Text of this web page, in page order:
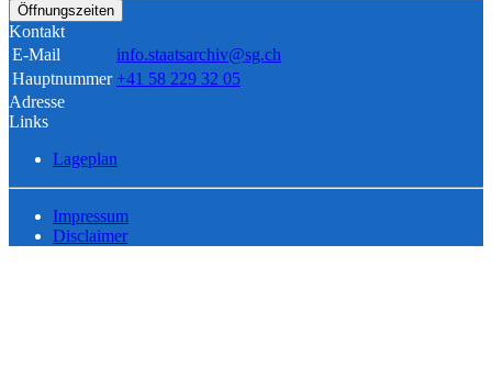
Öffnungszeiten
Kontakt
E-Mail
info.staatsarchiv@sg.ch
Hauptnummer +41 58 229 32 05
Adresse
Links
Lageplan
Impressum
Disclaimer